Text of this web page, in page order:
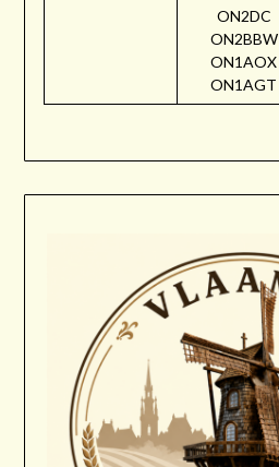
ON2DC
ON2BBW
ON1AOX
ON1AGT